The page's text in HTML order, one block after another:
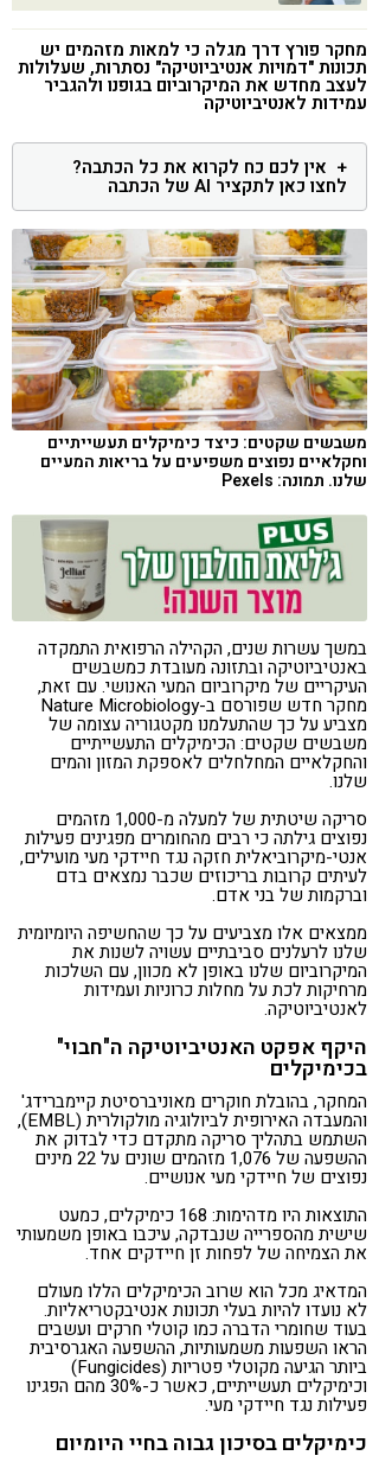
קורונה
טבעונות
מחקר פורץ דרך מגלה כי למאות מזהמים יש
תכונות "דמויות אנטיביוטיקה" נסתרות, שעלולות
לעצב מחדש את המיקרוביום בגופנו ולהגביר
עמידות לאנטיביוטיקה
אין לכם כח לקרוא את כל הכתבה?
לחצו כאן לתקציר AI של הכתבה
משבשים שקטים: כיצד כימיקלים תעשייתיים
וחקלאיים נפוצים משפיעים על בריאות המעיים
שלנו. תמונה: Pexels
במשך עשרות שנים, הקהילה הרפואית התמקדה
באנטיביוטיקה ובתזונה מעובדת כמשבשים
העיקריים של מיקרוביום המעי האנושי. עם זאת,
מחקר חדש שפורסם ב-Nature Microbiology
מצביע על כך שהתעלמנו מקטגוריה עצומה של
משבשים שקטים: הכימיקלים התעשייתיים
והחקלאיים המחלחלים לאספקת המזון והמים
שלנו.
סריקה שיטתית של למעלה מ-1,000 מזהמים
נפוצים גילתה כי רבים מהחומרים מפגינים פעילות
אנטי-מיקרוביאלית חזקה נגד חיידקי מעי מועילים,
לעיתים קרובות בריכוזים שכבר נמצאים בדם
וברקמות של בני אדם.
ממצאים אלו מצביעים על כך שהחשיפה היומיומית
שלנו לרעלנים סביבתיים עשויה לשנות את
המיקרוביום שלנו באופן לא מכוון, עם השלכות
מרחיקות לכת על מחלות כרוניות ועמידות
לאנטיביוטיקה.
היקף אפקט האנטיביוטיקה ה"חבוי"
בכימיקלים
המחקר, בהובלת חוקרים מאוניברסיטת קיימברידג'
והמעבדה האירופית לביולוגיה מולקולרית (EMBL),
השתמש בתהליך סריקה מתקדם כדי לבדוק את
ההשפעה של 1,076 מזהמים שונים על 22 מינים
נפוצים של חיידקי מעי אנושיים.
התוצאות היו מדהימות: 168 כימיקלים, כמעט
שישית מהספרייה שנבדקה, עיכבו באופן משמעותי
את הצמיחה של לפחות זן חיידקים אחד.
המדאיג מכל הוא שרוב הכימיקלים הללו מעולם
לא נועדו להיות בעלי תכונות אנטיבקטריאליות.
בעוד שחומרי הדברה כמו קוטלי חרקים ועשבים
הראו השפעות משמעותיות, ההשפעה האגרסיבית
ביותר הגיעה מקוטלי פטריות (Fungicides)
וכימיקלים תעשייתיים, כאשר כ-30% מהם הפגינו
פעילות נגד חיידקי מעי.
כימיקלים בסיכון גבוה בחיי היומיום